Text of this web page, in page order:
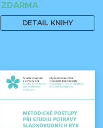
ZDARMA
DETAIL KNIHY